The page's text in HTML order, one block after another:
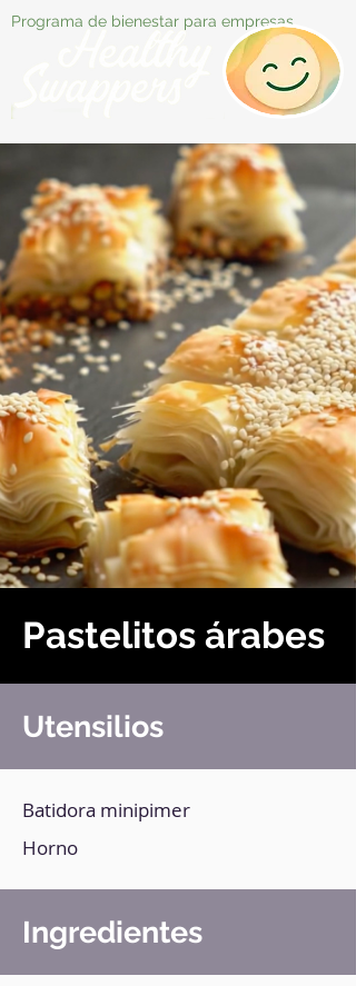
Programa de bienestar para empresas
Pastelitos árabes
Utensilios
Batidora minipimer
Horno
Ingredientes